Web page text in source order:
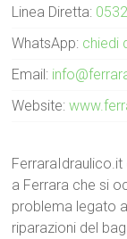
Linea Diretta:
WhatsApp: chiedi
Email:
Website:
a Ferrara che si
problema legato
riparazioni del